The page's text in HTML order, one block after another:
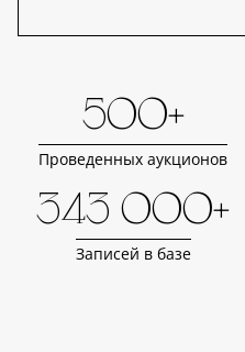
500+
Проведенных аукционов
343 000+
Записей в базе